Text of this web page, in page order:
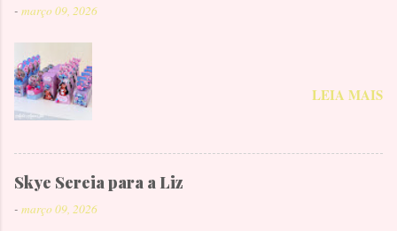
- março 09, 2026
LEIA MAIS
Skye Sereia para a Liz
- março 09, 2026